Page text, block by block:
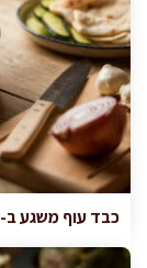
כבד עוף משגע ב-25 דקות, בלי להרתיח ובלי להתייבש